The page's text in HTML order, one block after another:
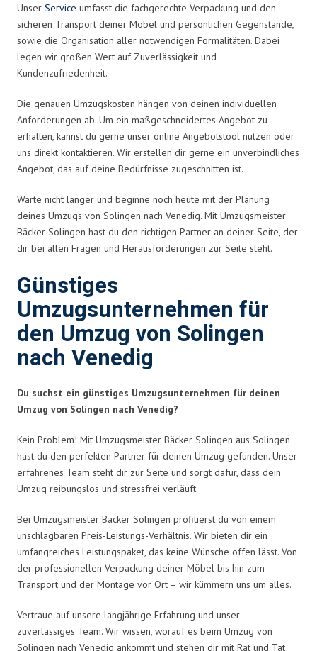
Unser Service umfasst die fachgerechte Verpackung und den
sicheren Transport deiner Möbel und persönlichen Gegenstände,
sowie die Organisation aller notwendigen Formalitäten. Dabei
legen wir großen Wert auf Zuverlässigkeit und
Kundenzufriedenheit.
Die genauen Umzugskosten hängen von deinen individuellen
Anforderungen ab. Um ein maßgeschneidertes Angebot zu
erhalten, kannst du gerne unser online Angebotstool nutzen oder
uns direkt kontaktieren. Wir erstellen dir gerne ein unverbindliches
Angebot, das auf deine Bedürfnisse zugeschnitten ist.
Warte nicht länger und beginne noch heute mit der Planung
deines Umzugs von Solingen nach Venedig. Mit Umzugsmeister
Bäcker Solingen hast du den richtigen Partner an deiner Seite, der
dir bei allen Fragen und Herausforderungen zur Seite steht.
Günstiges
Umzugsunternehmen für
den Umzug von Solingen
nach Venedig
Du suchst ein günstiges Umzugsunternehmen für deinen
Umzug von Solingen nach Venedig?
Kein Problem! Mit Umzugsmeister Bäcker Solingen aus Solingen
hast du den perfekten Partner für deinen Umzug gefunden. Unser
erfahrenes Team steht dir zur Seite und sorgt dafür, dass dein
Umzug reibungslos und stressfrei verläuft.
Bei Umzugsmeister Bäcker Solingen profitierst du von einem
unschlagbaren Preis-Leistungs-Verhältnis. Wir bieten dir ein
umfangreiches Leistungspaket, das keine Wünsche offen lässt. Von
der professionellen Verpackung deiner Möbel bis hin zum
Transport und der Montage vor Ort – wir kümmern uns um alles.
Vertraue auf unsere langjährige Erfahrung und unser
zuverlässiges Team. Wir wissen, worauf es beim Umzug von
Solingen nach Venedig ankommt und stehen dir mit Rat und Tat